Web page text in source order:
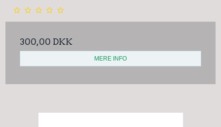
300,00 DKK
MERE INFO